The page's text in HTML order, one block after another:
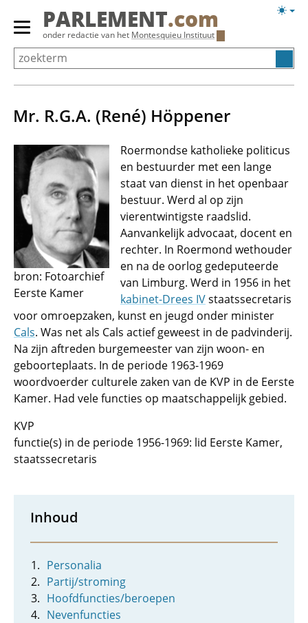
Overslaan
Primair
menu
tonen/verbergen
PARLEMENT.com
onder redactie van het Montesquieu Instituut
Mr. R.G.A. (René) Höppener
bron: Fotoarchief
Eerste Kamer
Roermondse katholieke politicus
en bestuurder met een lange
staat van dienst in het openbaar
bestuur. Werd al op zijn
vierentwintigste raadslid.
Aanvankelijk advocaat, docent en
rechter. In Roermond wethouder
en na de oorlog gedeputeerde
van Limburg. Werd in 1956 in het
kabinet-Drees IVstaatssecretaris
voor omroepzaken, kunst en jeugd onder minister
Cals. Was net als Cals actief geweest in de padvinderij.
Na zijn aftreden burgemeester van zijn woon- en
geboorteplaats. In de periode 1963-1969
woordvoerder culturele zaken van de KVP in de Eerste
Kamer. Had vele functies op maatschappelijk gebied.
KVP
functie(s) in de periode 1956-1969: lid Eerste Kamer,
staatssecretaris
Inhoud
Personalia
Partij/stroming
Hoofdfuncties/beroepen
Nevenfuncties